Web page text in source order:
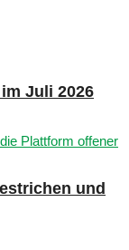
Juli 2026
und